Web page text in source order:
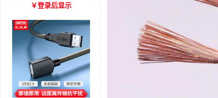
优越者HDMI转DVI双向互
￥登录后显示